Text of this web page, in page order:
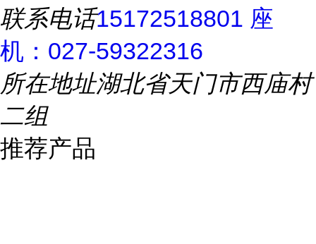
联系电话15172518801 座
机：027-59322316
所在地址湖北省天门市西庙村
二组
推荐产品